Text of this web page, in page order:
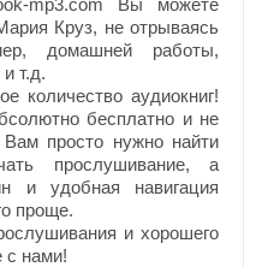
Круз, не отрываясь
домашней работы,
т.д.
количество аудиокниг!
бесплатно и не
просто нужно найти
прослушивание, а
и удобная навигация
проще.
и хорошего
с нами!